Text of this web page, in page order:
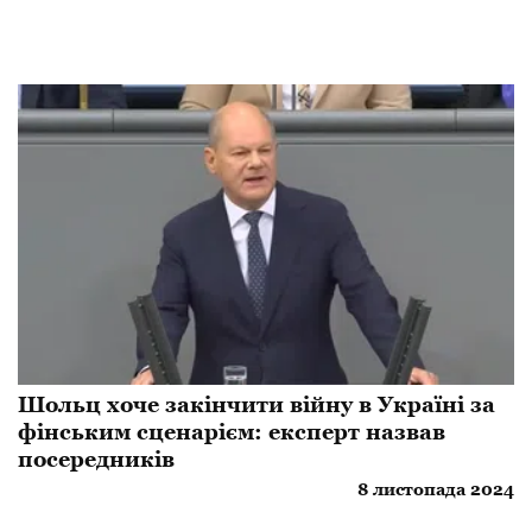
Шольц хоче закінчити війну в Україні за
фінським сценарієм: експерт назвав
посередників
8 листопада 2024